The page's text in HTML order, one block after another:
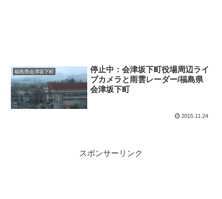
福島県会津坂下町
停止中：会津坂下町役場周辺ライ
ブカメラと雨雲レーダー/福島県
会津坂下町
2015.11.24
スポンサーリンク